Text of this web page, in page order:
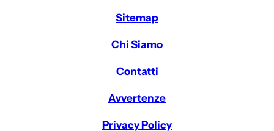
Sitemap
Chi Siamo
Contatti
Avvertenze
Privacy Policy